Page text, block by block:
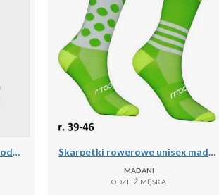
Skarpety do łowiectwa podwodnego Beuchat Sirocco Elite 3 mm Skarpetki rowerowe unisex madani Parrot
MADANI
ODZIEŻ MĘSKA